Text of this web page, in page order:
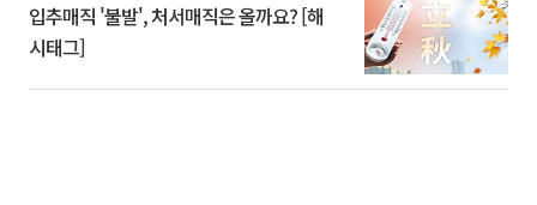
입추매직 '불발', 처서매직은 올까요? [해
시태그]